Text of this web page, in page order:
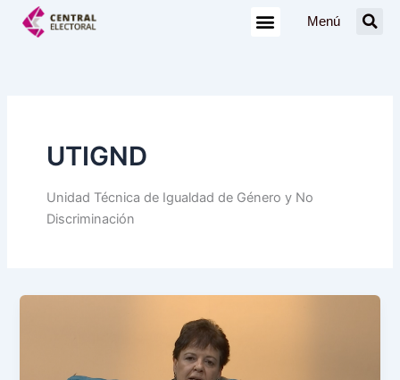
Menú
UTIGND
Unidad Técnica de Igualdad de Género y No
Discriminación